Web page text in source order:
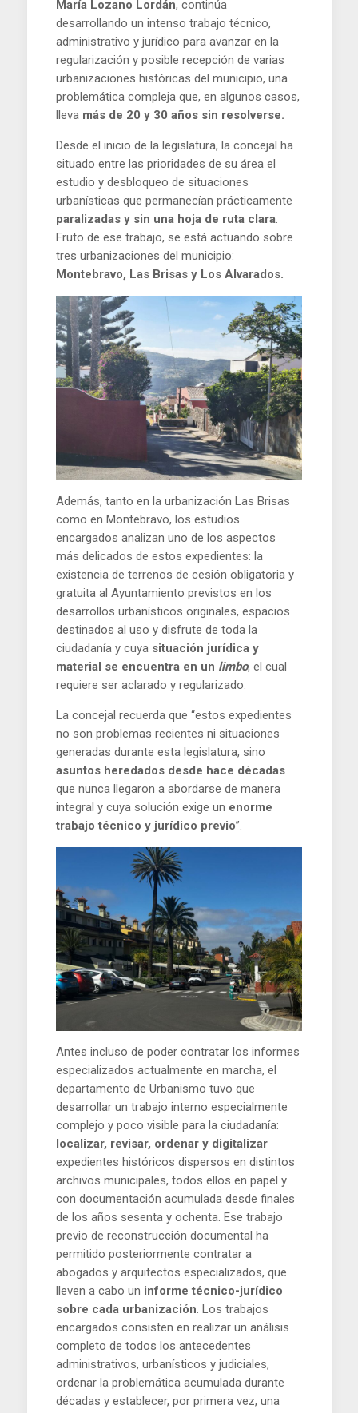
María Lozano Lordán, continúa
desarrollando un intenso trabajo técnico,
administrativo y jurídico para avanzar en la
regularización y posible recepción de varias
urbanizaciones históricas del municipio, una
problemática compleja que, en algunos casos,
lleva más de 20 y 30 años sin resolverse.
Desde el inicio de la legislatura, la concejal ha
situado entre las prioridades de su área el
estudio y desbloqueo de situaciones
urbanísticas que permanecían prácticamente
paralizadas y sin una hoja de ruta clara.
Fruto de ese trabajo, se está actuando sobre
tres urbanizaciones del municipio:
Montebravo, Las Brisas y Los Alvarados.
Además, tanto en la urbanización Las Brisas
como en Montebravo, los estudios
encargados analizan uno de los aspectos
más delicados de estos expedientes: la
existencia de terrenos de cesión obligatoria y
gratuita al Ayuntamiento previstos en los
desarrollos urbanísticos originales, espacios
destinados al uso y disfrute de toda la
ciudadanía y cuya situación jurídica y
material se encuentra en un limbo, el cual
requiere ser aclarado y regularizado.
La concejal recuerda que “estos expedientes
no son problemas recientes ni situaciones
generadas durante esta legislatura, sino
asuntos heredados desde hace décadas
que nunca llegaron a abordarse de manera
integral y cuya solución exige un enorme
trabajo técnico y jurídico previo”.
Antes incluso de poder contratar los informes
especializados actualmente en marcha, el
departamento de Urbanismo tuvo que
desarrollar un trabajo interno especialmente
complejo y poco visible para la ciudadanía:
localizar, revisar, ordenar y digitalizar
expedientes históricos dispersos en distintos
archivos municipales, todos ellos en papel y
con documentación acumulada desde finales
de los años sesenta y ochenta. Ese trabajo
previo de reconstrucción documental ha
permitido posteriormente contratar a
abogados y arquitectos especializados, que
lleven a cabo un informe técnico-jurídico
sobre cada urbanización. Los trabajos
encargados consisten en realizar un análisis
completo de todos los antecedentes
administrativos, urbanísticos y judiciales,
ordenar la problemática acumulada durante
décadas y establecer, por primera vez, una